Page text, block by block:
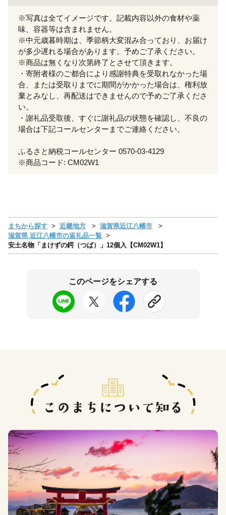
※写真は全てイメージです。記載内容以外の食材や薬
味、容器等は含まれません。
※中元歳暮時期は、季節柄大変混み合っており、お届け
が多少遅れる場合があります。予めご了承ください。
※商品は無くなり次第終了とさせて頂きます。
・寄附者様のご都合により感謝特典を受取れなかった場
合、または受取りまでに期間がかかった場合は、権利放
棄とみなし、再配送はできませんので予めご了承くださ
い。
・謝礼品受取後、すぐに謝礼品の状態を確認し、不良の
場合は下記コールセンターまでご連絡ください。
ふるさと納税コールセンター 0570-03-4129
※商品コード: CM02W1
まちから探す 近畿地方
滋賀県近江八幡市
滋賀県 近江八幡市の返礼品一覧
安土名物「まけずの鍔（つば）」12個入【CM02W1】
このページをシェアする